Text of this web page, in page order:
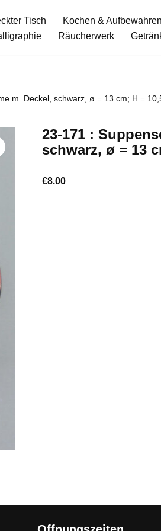
Tisch Kochen & Aufbewahren
Räucherwerk
m. Deckel, schwarz, ø = 13 cm; H =
23-171 :
schwarz, ø = 13
€8.00